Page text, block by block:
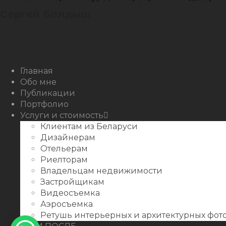
Behance
Главная
Обо мне
Публикации
Портфолио
Услуги и стоимость
Клиентам из Беларуси
Дизайнерам
Отельерам
Риелторам
Владельцам недвижимости
Застройщикам
Видеосъемка
Аэросъемка
Ретушь интерьерных и архитектурных